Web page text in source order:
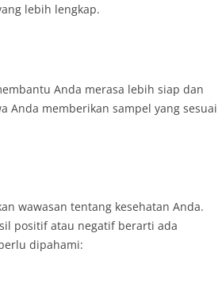
lebih lengkap.
Anda merasa lebih siap dan
Anda memberikan sampel yang sesuai
wawasan tentang kesehatan Anda.
positif atau negatif berarti ada
dipahami: